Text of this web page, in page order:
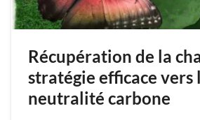
Récupération de la
stratégie efficace vers
neutralité carbone